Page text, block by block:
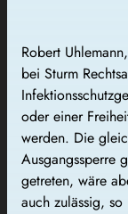
Robert
bei Sturm
oder einer
werden. Die
Ausgangssperre
getreten, wäre
auch zulässig, so